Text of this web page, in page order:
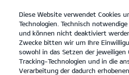
open
menu
Der EV4
Diese Website verwendet Cookies
Technologien. Technisch
und können nicht deaktiviert
Zwecke bitten wir um Ihre
sowohl in das Setzen der jeweiligen
Tracking-Technologien und in die
Verarbeitung der dadurch